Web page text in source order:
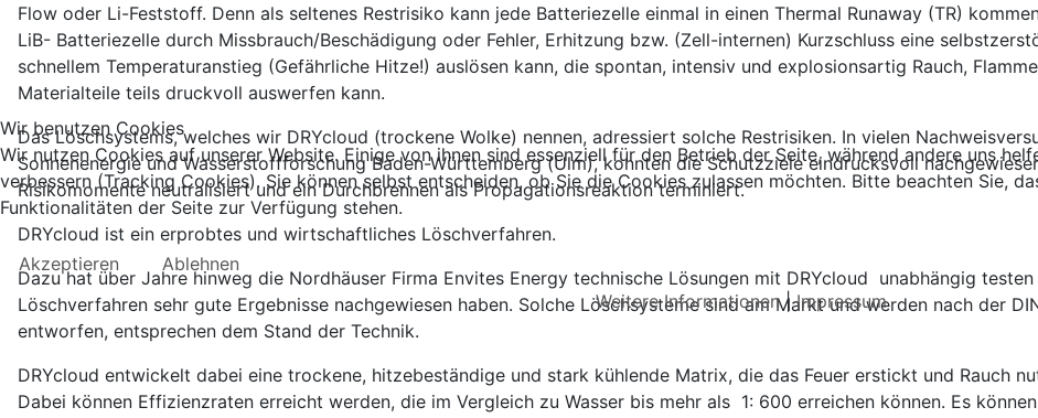
Flow oder Li-Feststoff. Denn als seltenes Restrisiko kann jede Batteriezelle einmal in einen Thermal Runaway (TR)
LiB- Batteriezelle durch Missbrauch/Beschädigung oder Fehler, Erhitzung bzw. (Zell-internen) Kurzschluss eine
schnellem Temperaturanstieg (Gefährliche Hitze!) auslösen kann, die spontan, intensiv und explosionsartig Rauch,
Materialteile teils druckvoll auswerfen kann.
Das Löschsystems, welches wir DRYcloud (trockene Wolke) nennen, adressiert solche Restrisiken. In vielen
Sonnenenergie und Wasserstoffforschung Baden-Württemberg (Ulm), konnten die Schutzziele eindrucksvoll
Risikomomente neutralisiert und ein Durchbrennen als Propagationsreaktion terminiert.
DRYcloud ist ein erprobtes und wirtschaftliches Löschverfahren.
Dazu hat über Jahre hinweg die Nordhäuser Firma Envites Energy technische Lösungen mit DRYcloud unabhängig
Löschverfahren sehr gute Ergebnisse nachgewiesen haben. Solche Löschsysteme sind am Markt und werden nach der
entworfen, entsprechen dem Stand der Technik.
DRYcloud entwickelt dabei eine trockene, hitzebeständige und stark kühlende Matrix, die das Feuer erstickt und Rauch
Dabei können Effizienzraten erreicht werden, die im Vergleich zu Wasser bis mehr als 1: 600 erreichen können. Es
Wir benutzen Cookies
Wir nutzen Cookies auf unserer Website. Einige von ihnen sind essenziell für den Betrieb der Seite, während andere uns
verbessern (Tracking Cookies). Sie können selbst entscheiden, ob Sie die Cookies zulassen möchten. Bitte beachten Sie,
Funktionalitäten der Seite zur Verfügung stehen.
Akzeptieren
Ablehnen
Weitere Informationen|Impressum